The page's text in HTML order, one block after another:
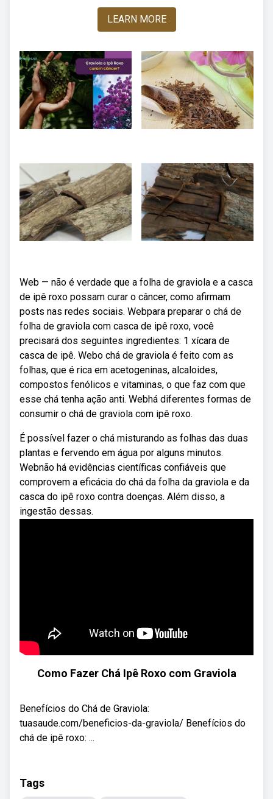
LEARN MORE
Web — não é verdade que a folha de graviola e a casca
de ipê roxo possam curar o câncer, como afirmam
posts nas redes sociais. Webpara preparar o chá de
folha de graviola com casca de ipê roxo, você
precisará dos seguintes ingredientes: 1 xícara de
casca de ipê. Webo chá de graviola é feito com as
folhas, que é rica em acetogeninas, alcaloides,
compostos fenólicos e vitaminas, o que faz com que
esse chá tenha ação anti. Webhá diferentes formas de
consumir o chá de graviola com ipê roxo.
É possível fazer o chá misturando as folhas das duas
plantas e fervendo em água por alguns minutos.
Webnão há evidências científicas confiáveis que
comprovem a eficácia do chá da folha da graviola e da
casca do ipê roxo contra doenças. Além disso, a
ingestão dessas.
Como Fazer Chá Ipê Roxo com Graviola
Benefícios do Chá de Graviola:
tuasaude.com/beneficios-da-graviola/ Benefícios do
chá de ipê roxo: ...
Tags